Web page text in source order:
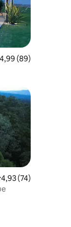
de uma
4,99 (89)
de uma
4,93 (74)